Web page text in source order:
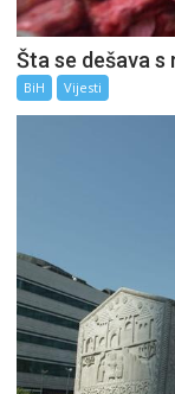
Šta se dešava s
BiH Vijesti